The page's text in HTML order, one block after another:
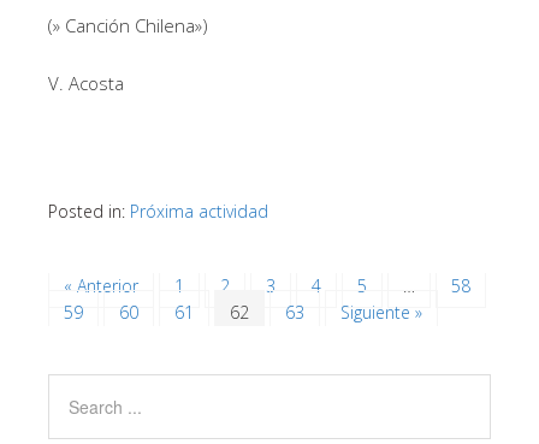
(» Canción Chilena»)
V. Acosta
Posted in: Próxima actividad
« Anterior 1 2 3 4 5 …
58
59
60 61 62 63 Siguiente »